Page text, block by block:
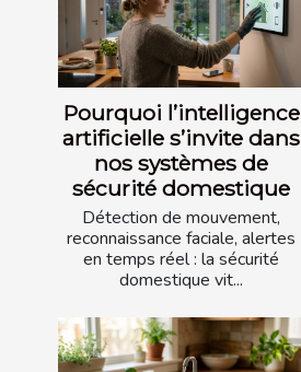
Pourquoi l’intelligence
artificielle s’invite dans
nos systèmes de
sécurité domestique
Détection de mouvement,
reconnaissance faciale, alertes
en temps réel : la sécurité
domestique vit...